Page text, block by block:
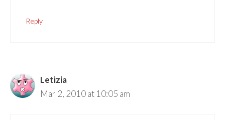
Reply
Letizia
Mar 2, 2010 at 10:05 am